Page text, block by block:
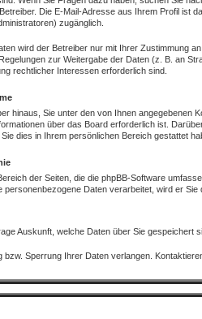
Die E-Mail-Adresse aus Ihrem Profil ist
zugänglich.
wird der Betreiber nur mit Ihrer Zustimmung
zur Weitergabe der Daten (z. B. an
rechtlicher Interessen erforderlich sind.
hinaus, Sie unter den von Ihnen angegebenen
über das Board erforderlich ist.
dies in Ihrem persönlichen Bereich gestattet
der Seiten, die die phpBB-Software
personenbezogene Daten verarbeitet, wird er
Auskunft, welche Daten über Sie gespeichert
bzw. Sperrung Ihrer Daten verlangen.